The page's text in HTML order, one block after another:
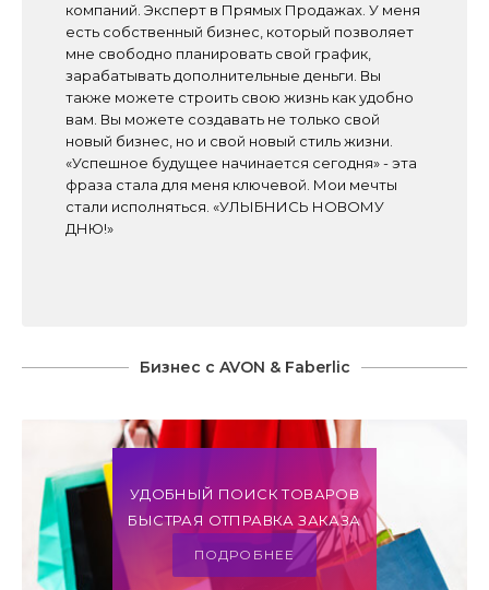
компаний. Эксперт в Прямых Продажах. У меня
есть собственный бизнес, который позволяет
мне свободно планировать свой график,
зарабатывать дополнительные деньги. Вы
также можете строить свою жизнь как удобно
вам. Вы можете создавать не только свой
новый бизнес, но и свой новый стиль жизни.
«Успешное будущее начинается сегодня» - эта
фраза стала для меня ключевой. Мои мечты
стали исполняться. «УЛЫБНИСЬ НОВОМУ
ДНЮ!»
Бизнес с AVON & Faberlic
УДОБНЫЙ ПОИСК ТОВАРОВ
БЫСТРАЯ ОТПРАВКА ЗАКАЗА
ПОДРОБНЕЕ